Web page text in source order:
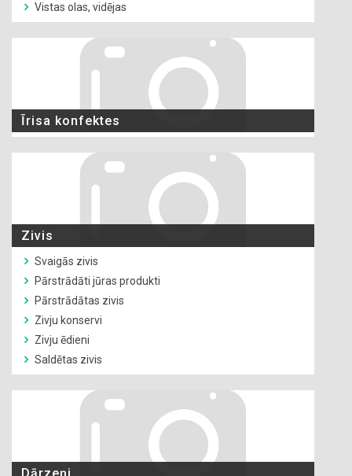
Vistas olas, vidējas
Īrisa konfektes
Zivis
Svaigās zivis
Pārstrādāti jūras produkti
Pārstrādātas zivis
Zivju konservi
Zivju ēdieni
Saldētas zivis